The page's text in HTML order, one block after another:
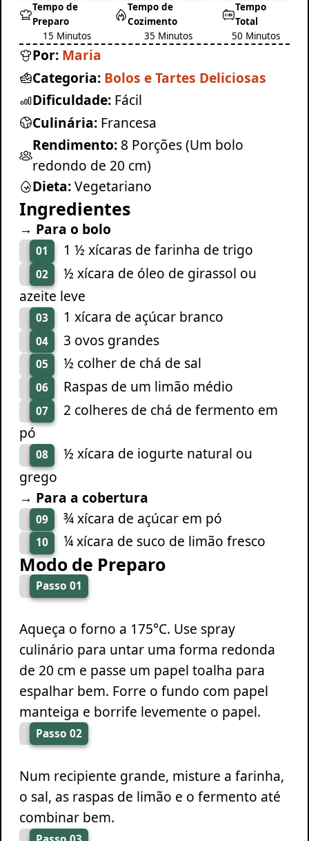
Tempo de
Preparo
15 Minutos
Tempo de
Cozimento
35 Minutos
Tempo
Total
50 Minutos
Por: Maria
Categoria: Bolos e Tartes Deliciosas
Dificuldade: Fácil
Culinária: Francesa
Rendimento: 8 Porções (Um bolo
redondo de 20 cm)
Dieta:Vegetariano
Ingredientes
→ Para o bolo
01 1 ½ xícaras de farinha de trigo
02
½ xícara de óleo de girassol ou
azeite leve
03 1 xícara de açúcar branco
04 3 ovos grandes
05 ½ colher de chá de sal
06 Raspas de um limão médio
07
2 colheres de chá de fermento em
pó
08
½ xícara de iogurte natural ou
grego
→ Para a cobertura
09 ¾ xícara de açúcar em pó
10 ¼ xícara de suco de limão fresco
Modo de Preparo
Passo 01
Aqueça o forno a 175°C. Use spray
culinário para untar uma forma redonda
de 20 cm e passe um papel toalha para
espalhar bem. Forre o fundo com papel
manteiga e borrife levemente o papel.
Passo 02
Num recipiente grande, misture a farinha,
o sal, as raspas de limão e o fermento até
combinar bem.